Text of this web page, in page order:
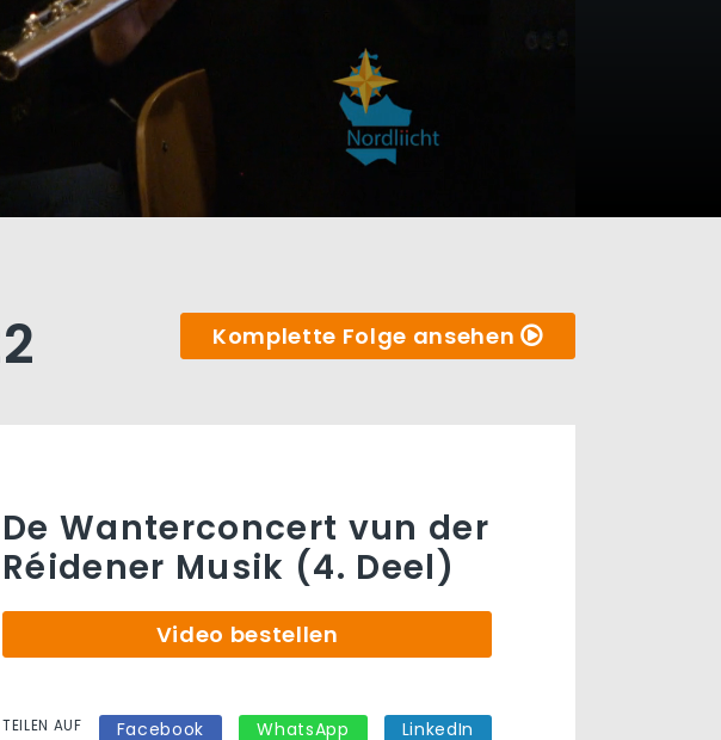
Komplette Folge ansehen
De Wanterconcert vun der
Réidener Musik (4. Deel)
Video bestellen
TEILEN AUF Facebook WhatsApp LinkedIn